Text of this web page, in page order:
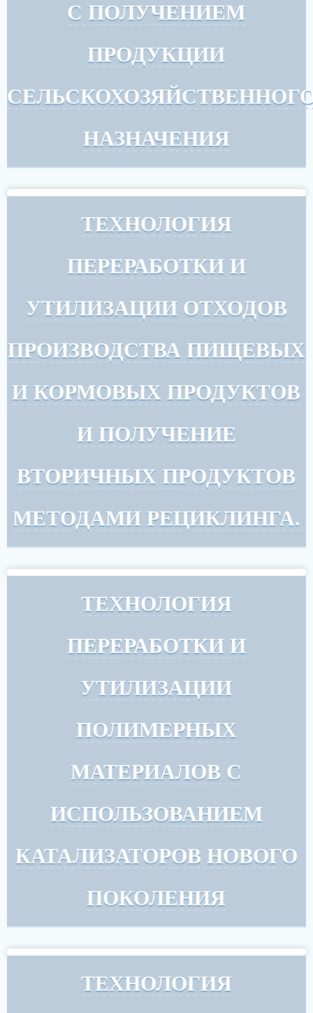
С ПОЛУЧЕНИЕМ
ПРОДУКЦИИ
НАЗНАЧЕНИЯ
ТЕХНОЛОГИЯ
ПЕРЕРАБОТКИ И
УТИЛИЗАЦИИ ОТХОДОВ
ПРОИЗВОДСТВА ПИЩЕВЫХ
И КОРМОВЫХ ПРОДУКТОВ
И ПОЛУЧЕНИЕ
ВТОРИЧНЫХ ПРОДУКТОВ
МЕТОДАМИ РЕЦИКЛИНГА.
ТЕХНОЛОГИЯ
ПЕРЕРАБОТКИ И
УТИЛИЗАЦИИ
ПОЛИМЕРНЫХ
МАТЕРИАЛОВ С
ИСПОЛЬЗОВАНИЕМ
КАТАЛИЗАТОРОВ НОВОГО
ПОКОЛЕНИЯ
ТЕХНОЛОГИЯ